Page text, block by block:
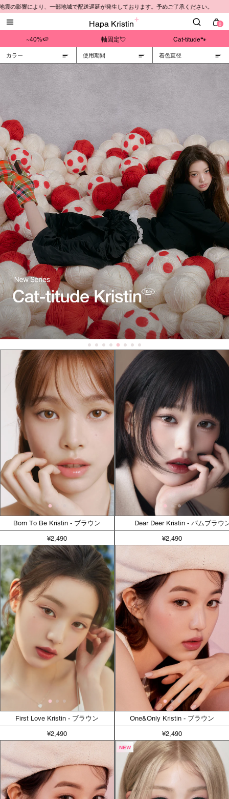
Hapa Kristin 0
~40%🍉 軸固定💘 Cat-titude🐾
影響により、一部地域で配送遅延が発生しております。予めご了承ください。
カラー 使用期間 着色直径
Born To Be Kristin - ブラウン
¥2,490
Dear Deer Kristin - バムブラ
¥2,490
First Love Kristin - ブラウン
¥2,490
One&Only Kristin - ブラウン
¥2,490
NEW